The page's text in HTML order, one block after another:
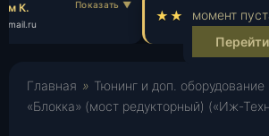
момент
К.
Главная » Тюнинг и доп. оборудование
«Блокка» (мост редукторный) («Иж-